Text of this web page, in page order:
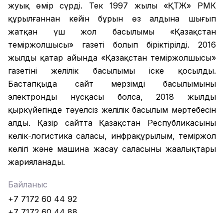
жуық өмір сүрді. Тек 1997 жылы «ҚТЖ» РМК
құрылғаннан кейін бұрын өз алдына шығып
жатқан үш жол басылымы «Қазақстан
теміржолшысы» газеті болып біріктірілді. 2016
жылдың қаңтар айында «Қазақстан теміржолшысы»
газетінің желілік басылымы іске қосылды.
Бастапқыда сайт мерзімді басылымының
электронды нұсқасы болса, 2018 жылдың
қыркүйегінде тәуелсіз желілік басылым мәртебесін
алды. Қазір сайтта Қазақстан Республикасының
көлік-логистика саласы, инфрақұрылым, теміржол
көлігі және машина жасау саласының жаңалықтары
жарияланады.
Байланыс
+7 7172 60 44 92